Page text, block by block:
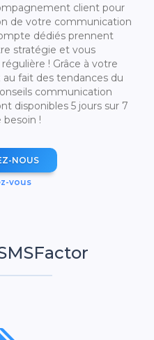
client pour
de votre communication
dédiés prennent
stratégie et vous
! Grâce à votre
fait des tendances du
communication
disponibles 5 jours sur 7
besoin !
NOUS
vous